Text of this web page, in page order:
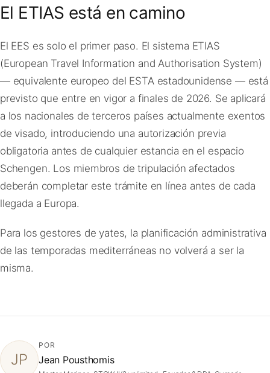
El ETIAS está en camino
El EES es solo el primer paso. El sistema ETIAS
(European Travel Information and Authorisation System)
— equivalente europeo del ESTA estadounidense — está
previsto que entre en vigor a finales de 2026. Se aplicará
a los nacionales de terceros países actualmente exentos
de visado, introduciendo una autorización previa
obligatoria antes de cualquier estancia en el espacio
Schengen. Los miembros de tripulación afectados
deberán completar este trámite en línea antes de cada
llegada a Europa.
Para los gestores de yates, la planificación administrativa
de las temporadas mediterráneas no volverá a ser la
misma.
JP
POR
Jean Pousthomis